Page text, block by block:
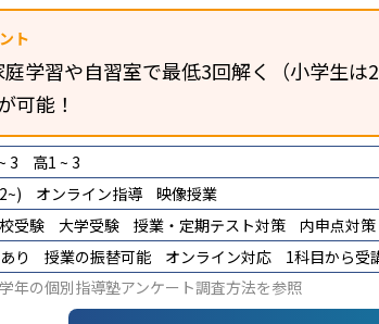
ト
学習や自習室で最低3回解く（小学生は
可能！
3
高1 ~ 3
オンライン指導
映像授業
受験 大学受験 授業・定期テスト対策 内申点対策
り 授業の振替可能 オンライン対応 1科目から受
年の個別指導塾アンケート調査方法を参照